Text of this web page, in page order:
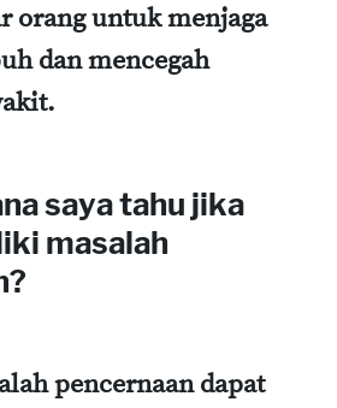
orang untuk menjaga
dan mencegah
saya tahu jika
masalah
pencernaan dapat